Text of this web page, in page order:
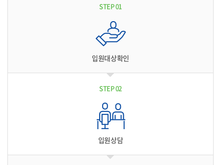
STEP 01
입원대상확인
STEP 02
입원상담